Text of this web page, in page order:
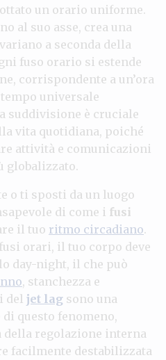
un orario uniforme.
al suo asse, crea una
a seconda della
fuso orario si estende
corrispondente a un’ora
universale
suddivisione è cruciale
vita quotidiana, poiché
attività e comunicazioni
globalizzato.
o ti sposti da un luogo
di come i fusi
il tuo ritmo circadiano.
orari, il tuo corpo deve
day-night, il che può
, stanchezza e
del jet lag sono una
questo fenomeno,
regolazione interna
facilmente destabilizzata